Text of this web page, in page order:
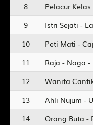
8
Pelacur
9
Istri Sejati -
10
Peti Mati -
11
Raja - Naga
12
Wanita
13
Ahli Nujum -
14
Orang Buta -